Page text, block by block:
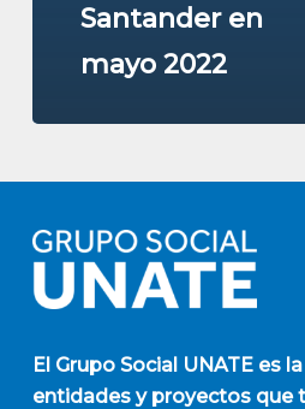
Santander en
mayo 2022
El Grupo Social UNATEes la
entidades y proyectos que